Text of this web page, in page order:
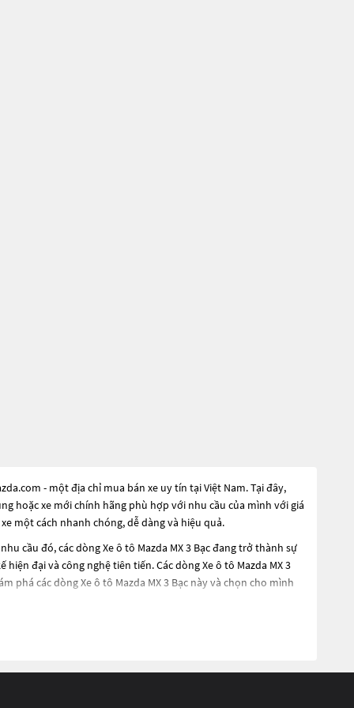
- một địa chỉ mua bán xe uy tín tại Việt Nam. Tại đây,
hoặc xe mới chính hãng phù hợp với nhu cầu của mình với giá
một cách nhanh chóng, dễ dàng và hiệu quả.
cầu đó, các dòngXe ô tô Mazda MX 3 Bạcđang trở thành sự
hiện đại và công nghệ tiên tiến. Các dòngXe ô tô Mazda MX 3
phá các dòngXe ô tô Mazda MX 3 Bạc này và chọn cho mình